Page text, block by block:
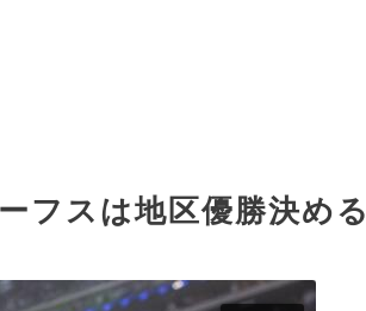
フスは地区優勝決める